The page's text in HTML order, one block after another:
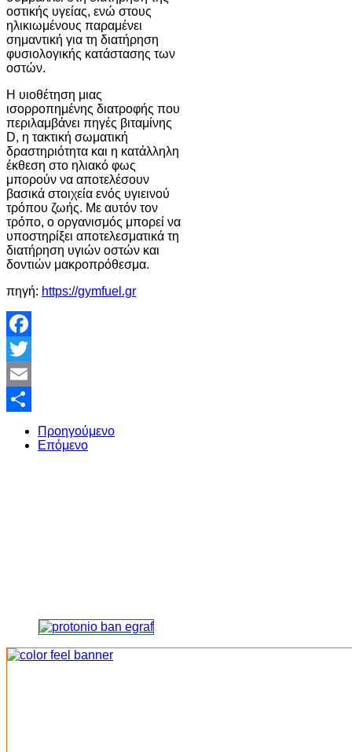
οστικής υγείας, ενώ στους
ηλικιωμένους παραμένει
σημαντική για τη διατήρηση
φυσιολογικής κατάστασης των
οστών.
Η υιοθέτηση μιας
ισορροπημένης διατροφής που
περιλαμβάνει πηγές βιταμίνης
D, η τακτική σωματική
δραστηριότητα και η κατάλληλη
έκθεση στο ηλιακό φως
μπορούν να αποτελέσουν
βασικά στοιχεία ενός υγιεινού
τρόπου ζωής. Με αυτόν τον
τρόπο, ο οργανισμός μπορεί να
υποστηρίξει αποτελεσματικά τη
διατήρηση υγιών οστών και
δοντιών μακροπρόθεσμα.
πηγή: https://gymfuel.gr
Facebook
Twitter
Email
Share
Προηγούμενο
Επόμενο